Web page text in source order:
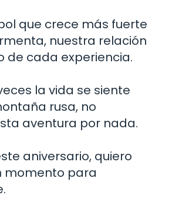
que crece más fuerte
nuestra relación
de cada experiencia.
la vida se siente
rusa, no
aventura por nada.
aniversario, quiero
momento para